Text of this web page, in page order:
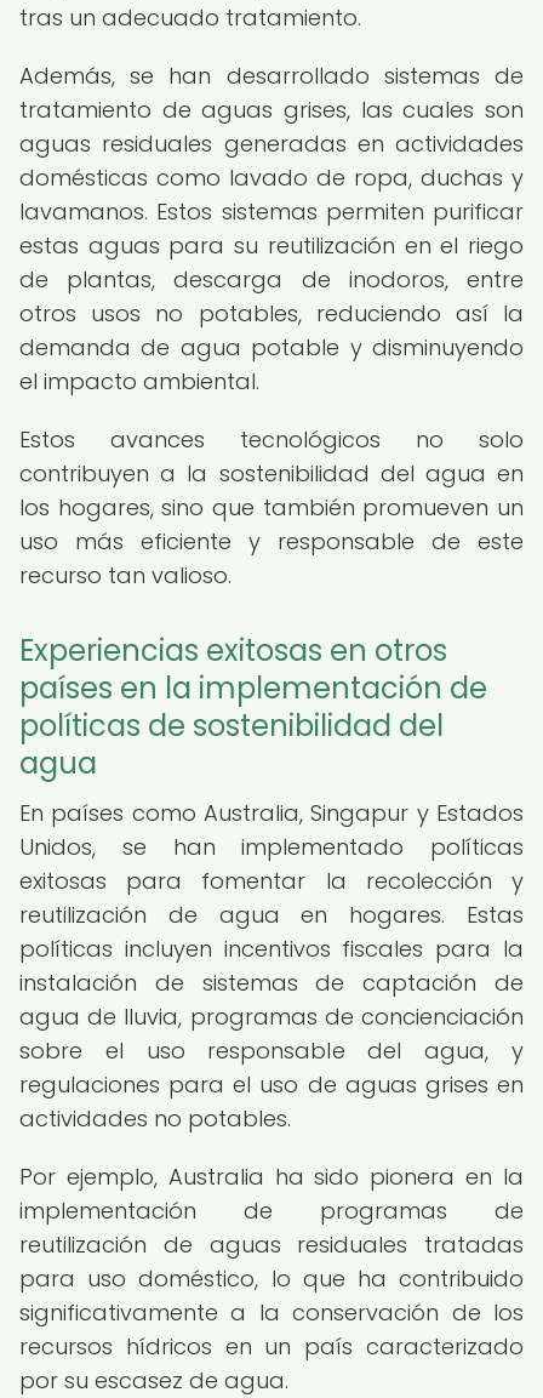
tras un adecuado tratamiento.
Además, se han desarrollado sistemas de
tratamiento de aguas grises, las cuales son
aguas residuales generadas en actividades
domésticas como lavado de ropa, duchas y
lavamanos. Estos sistemas permiten purificar
estas aguas para su reutilización en el riego
de plantas, descarga de inodoros, entre
otros usos no potables, reduciendo así la
demanda de agua potable y disminuyendo
el impacto ambiental.
Estos avances tecnológicos no solo
contribuyen a la sostenibilidad del agua en
los hogares, sino que también promueven un
uso más eficiente y responsable de este
recurso tan valioso.
Experiencias exitosas en otros
países en la implementación de
políticas de sostenibilidad del
agua
En países como Australia, Singapur y Estados
Unidos, se han implementado políticas
exitosas para fomentar la recolección y
reutilización de agua en hogares. Estas
políticas incluyen incentivos fiscales para la
instalación de sistemas de captación de
agua de lluvia, programas de concienciación
sobre el uso responsable del agua, y
regulaciones para el uso de aguas grises en
actividades no potables.
Por ejemplo, Australia ha sido pionera en la
implementación de programas de
reutilización de aguas residuales tratadas
para uso doméstico, lo que ha contribuido
significativamente a la conservación de los
recursos hídricos en un país caracterizado
por su escasez de agua.